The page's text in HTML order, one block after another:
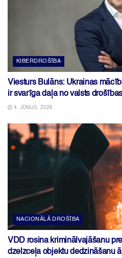
KIBERDROŠĪBA
Viesturs Bulāns: Ukrainas
ir svarīga daļa no valsts drošības
4. JŪNIJS, 2026
NACIONĀLĀ DROŠĪBA
VDD rosina kriminālvajāšanu
dzelzceļa objektu dedzināšanu